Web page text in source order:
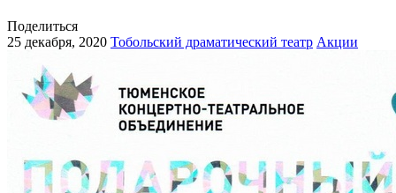
Поделиться
25 декабря, 2020 Тобольский драматический театр Акции